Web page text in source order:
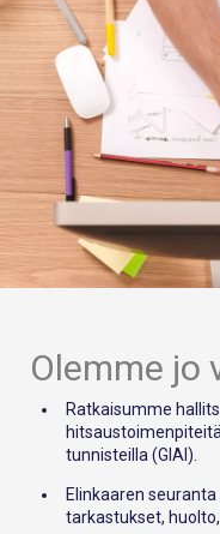
Olemme jo
Ratkaisumme
tunnisteilla (GIAI).
Elinkaaren
tarkastukset,